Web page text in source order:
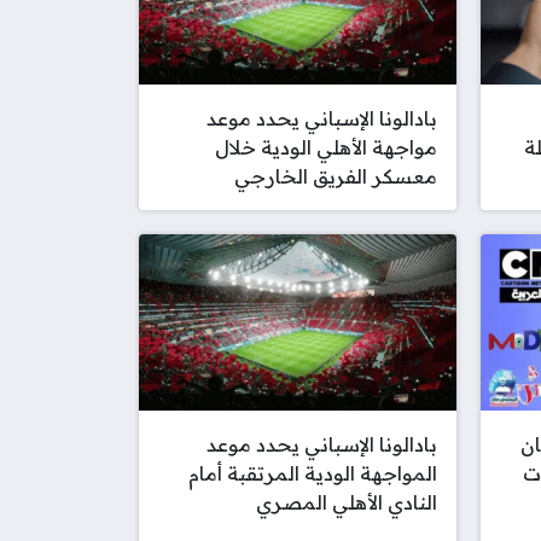
بادالونا الإسباني يحدد موعد
مواجهة الأهلي الودية خلال
معسكر الفريق الخارجي
بادالونا الإسباني يحدد موعد
المواجهة الودية المرتقبة أمام
النادي الأهلي المصري